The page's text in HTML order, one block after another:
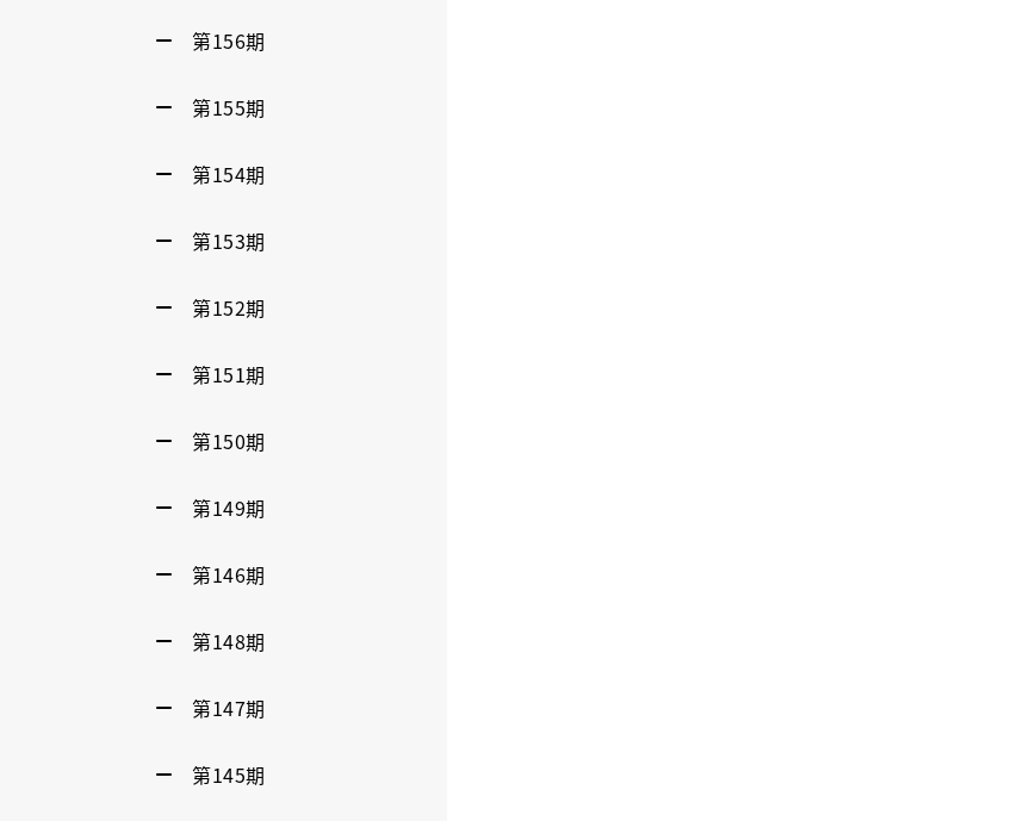
第156期
第155期
第154期
第153期
第152期
第151期
第150期
第149期
第146期
第148期
第147期
第145期